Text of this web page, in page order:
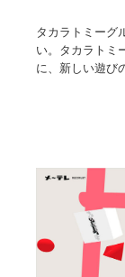
タカラトミーグ
い。タカラトミ
に、新しい遊び